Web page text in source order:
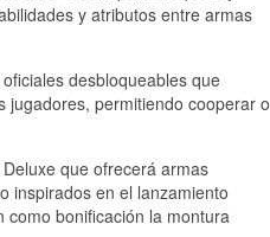
y atributos entre armas
desbloqueables que
jugadores, permitiendo cooperar o
que ofrecerá armas
inspirados en el lanzamiento
como bonificación la montura